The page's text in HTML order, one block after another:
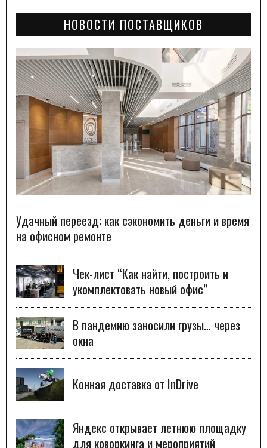
НОВОСТИ ПОСТАВЩИКОВ
Удачный переезд: как сэкономить деньги и время
на офисном ремонте
Чек-лист “Как найти, построить и
укомплектовать новый офис”
В пандемию заносили грузы… через
окна
Конная доставка от InDrive
Яндекс открывает летнюю площадку
для коворкинга и мероприятий